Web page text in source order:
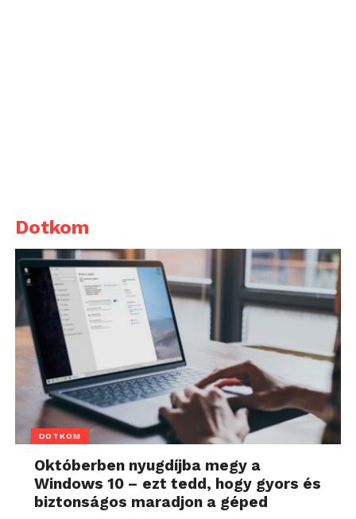
Dotkom
DOTKOM
Októberben nyugdíjba megy a
Windows 10 – ezt tedd, hogy gyors és
biztonságos maradjon a géped